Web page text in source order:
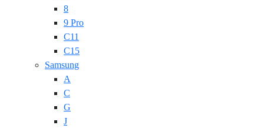
8
9 Pro
C11
C15
Samsung
A
C
G
J